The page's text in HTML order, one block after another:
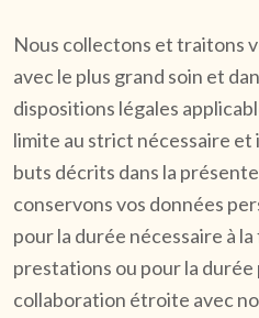
Nous collectons et traitons
avec le plus grand soin et
dispositions légales
limite au strict nécessaire et
buts décrits dans la
conservons vos données
pour la durée nécessaire à
prestations ou pour la durée
collaboration étroite avec